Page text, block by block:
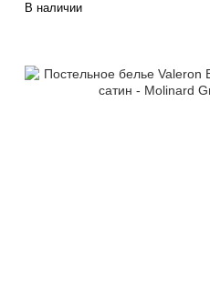
В наличии